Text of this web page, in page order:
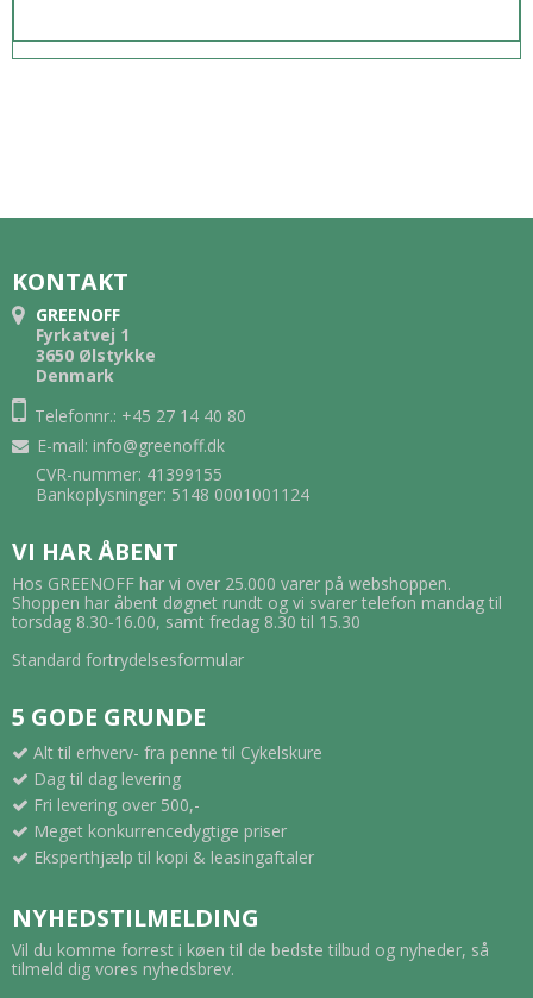
KONTAKT
GREENOFF
Fyrkatvej 1
3650 Ølstykke
Denmark
Telefonnr.: +45 27 14 40 80
E-mail: info@greenoff.dk
CVR-nummer: 41399155
Bankoplysninger: 5148 0001001124
VI HAR ÅBENT
Hos GREENOFF har vi over 25.000 varer på webshoppen.
Shoppen har åbent døgnet rundt og vi svarer telefon mandag til
torsdag 8.30-16.00, samt fredag 8.30 til 15.30
Standard fortrydelsesformular
5 GODE GRUNDE
Alt til erhverv- fra penne til Cykelskure
Dag til dag levering
Fri levering over 500,-
Meget konkurrencedygtige priser
Eksperthjælp til kopi & leasingaftaler
NYHEDSTILMELDING
Vil du komme forrest i køen til de bedste tilbud og nyheder, så
tilmeld dig vores nyhedsbrev.